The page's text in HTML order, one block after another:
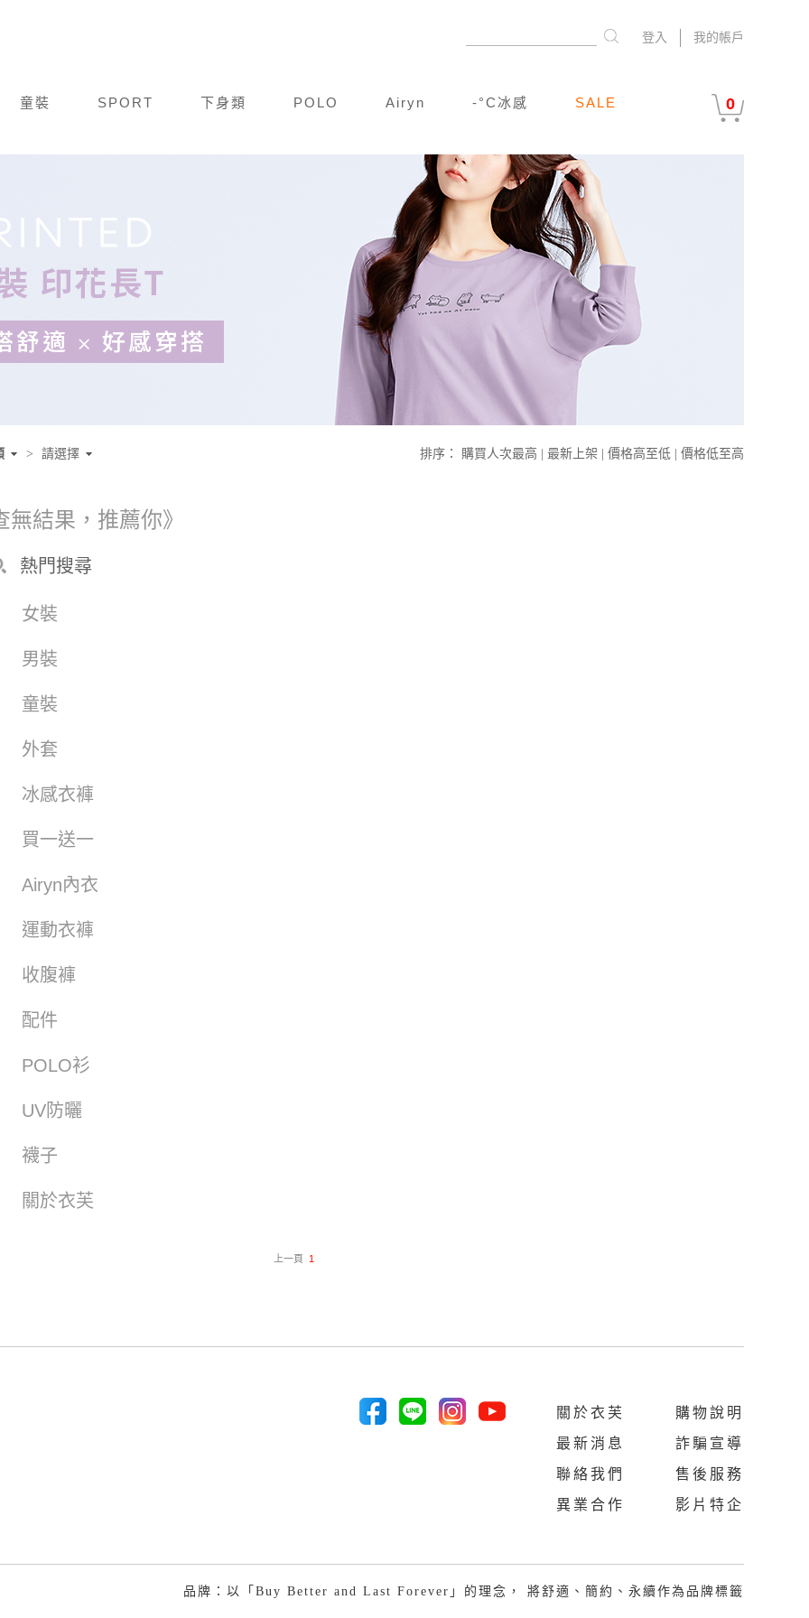
我的帳戶
登入
童裝 SPORT 下身類 POLO Airyn -°C冰感 SALE 0
> 請選擇 排序： 購買人次最高 最新上架 價格高至低 價格低至高
無結果，推薦你》
熱門搜尋
女裝
男裝
童裝
外套
冰感衣褲
買一送一
Airyn內衣
運動衣褲
收腹褲
配件
POLO衫
UV防曬
襪子
關於衣芙
上一頁 1
購物說明
詐騙宣導
售後服務
影片特企
關於衣芙
最新消息
聯絡我們
異業合作
品牌：以「Buy Better and Last Forever」的理念， 將舒適、簡約、永續作為品牌標籤